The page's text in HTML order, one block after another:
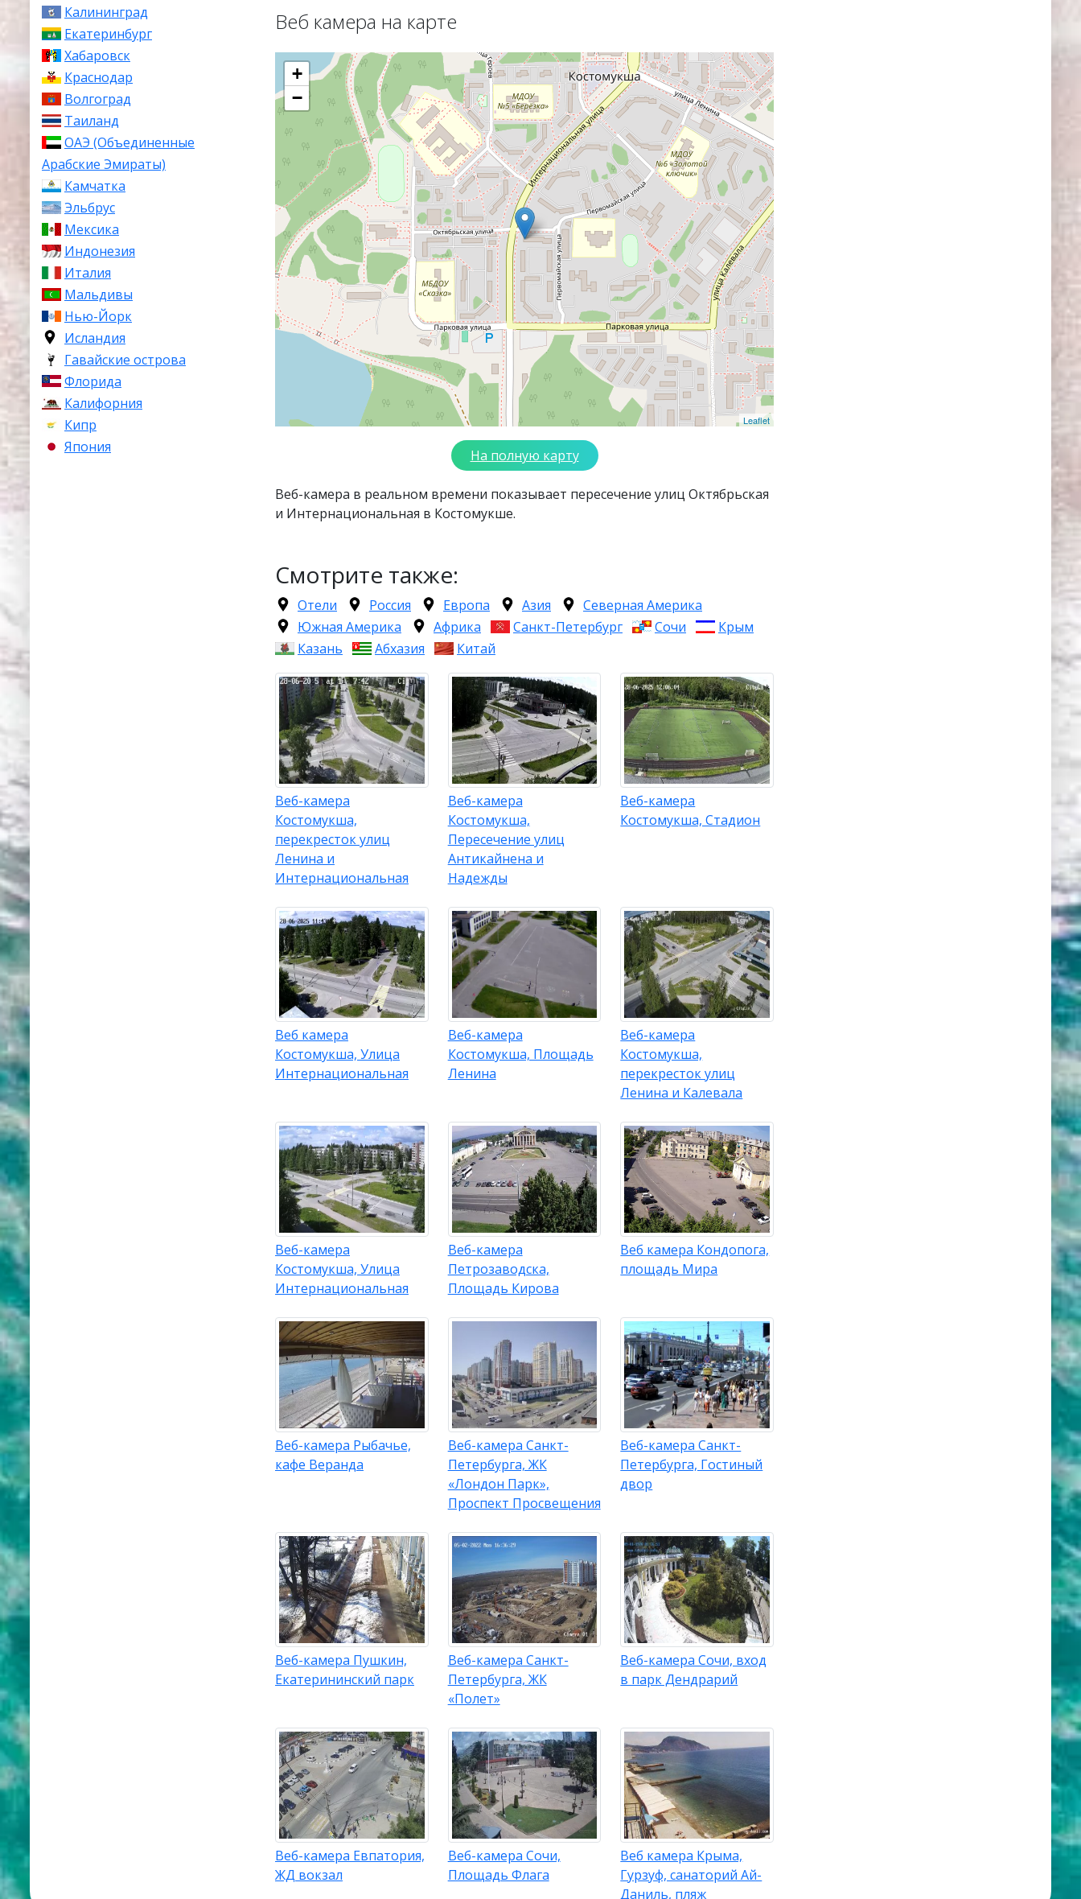
Калининград
Екатеринбург
Хабаровск
Краснодар
Волгоград
Таиланд
ОАЭ (Объединенные
Арабские Эмираты)
Камчатка
Эльбрус
Мексика
Индонезия
Италия
Мальдивы
Нью-Йорк
Исландия
Гавайские острова
Флорида
Калифорния
Кипр
Япония
Веб камера на карте
+
−
Leaflet
На полную карту
Веб-камера в реальном времени показывает пересечение улиц Октябрьская
и Интернациональная в Костомукше.
Смотрите также:
Отели Россия Европа Азия
Северная Америка
Южная Америка
Африка Санкт-Петербург Сочи
Крым
Казань
Абхазия Китай
Веб-камера
Костомукша,
перекресток улиц
Ленина и
Интернациональная
Веб-камера
Костомукша,
Пересечение улиц
Антикайнена и
Надежды
Веб-камера
Костомукша, Стадион
Веб камера
Костомукша, Улица
Интернациональная
Веб-камера
Костомукша, Площадь
Ленина
Веб-камера
Костомукша,
перекресток улиц
Ленина и Калевала
Веб-камера
Костомукша, Улица
Интернациональная
Веб-камера
Петрозаводска,
Площадь Кирова
Веб камера Кондопога,
площадь Мира
Веб-камера Рыбачье,
кафе Веранда
Веб-камера Санкт-
Петербурга, ЖК
«Лондон Парк»,
Проспект Просвещения
Веб-камера Санкт-
Петербурга, Гостиный
двор
Веб-камера Пушкин,
Екатерининский парк
Веб-камера Санкт-
Петербурга, ЖК
«Полет»
Веб-камера Сочи, вход
в парк Дендрарий
Веб-камера Евпатория,
ЖД вокзал
Веб-камера Сочи,
Площадь Флага
Веб камера Крыма,
Гурзуф, санаторий Ай-
Даниль, пляж